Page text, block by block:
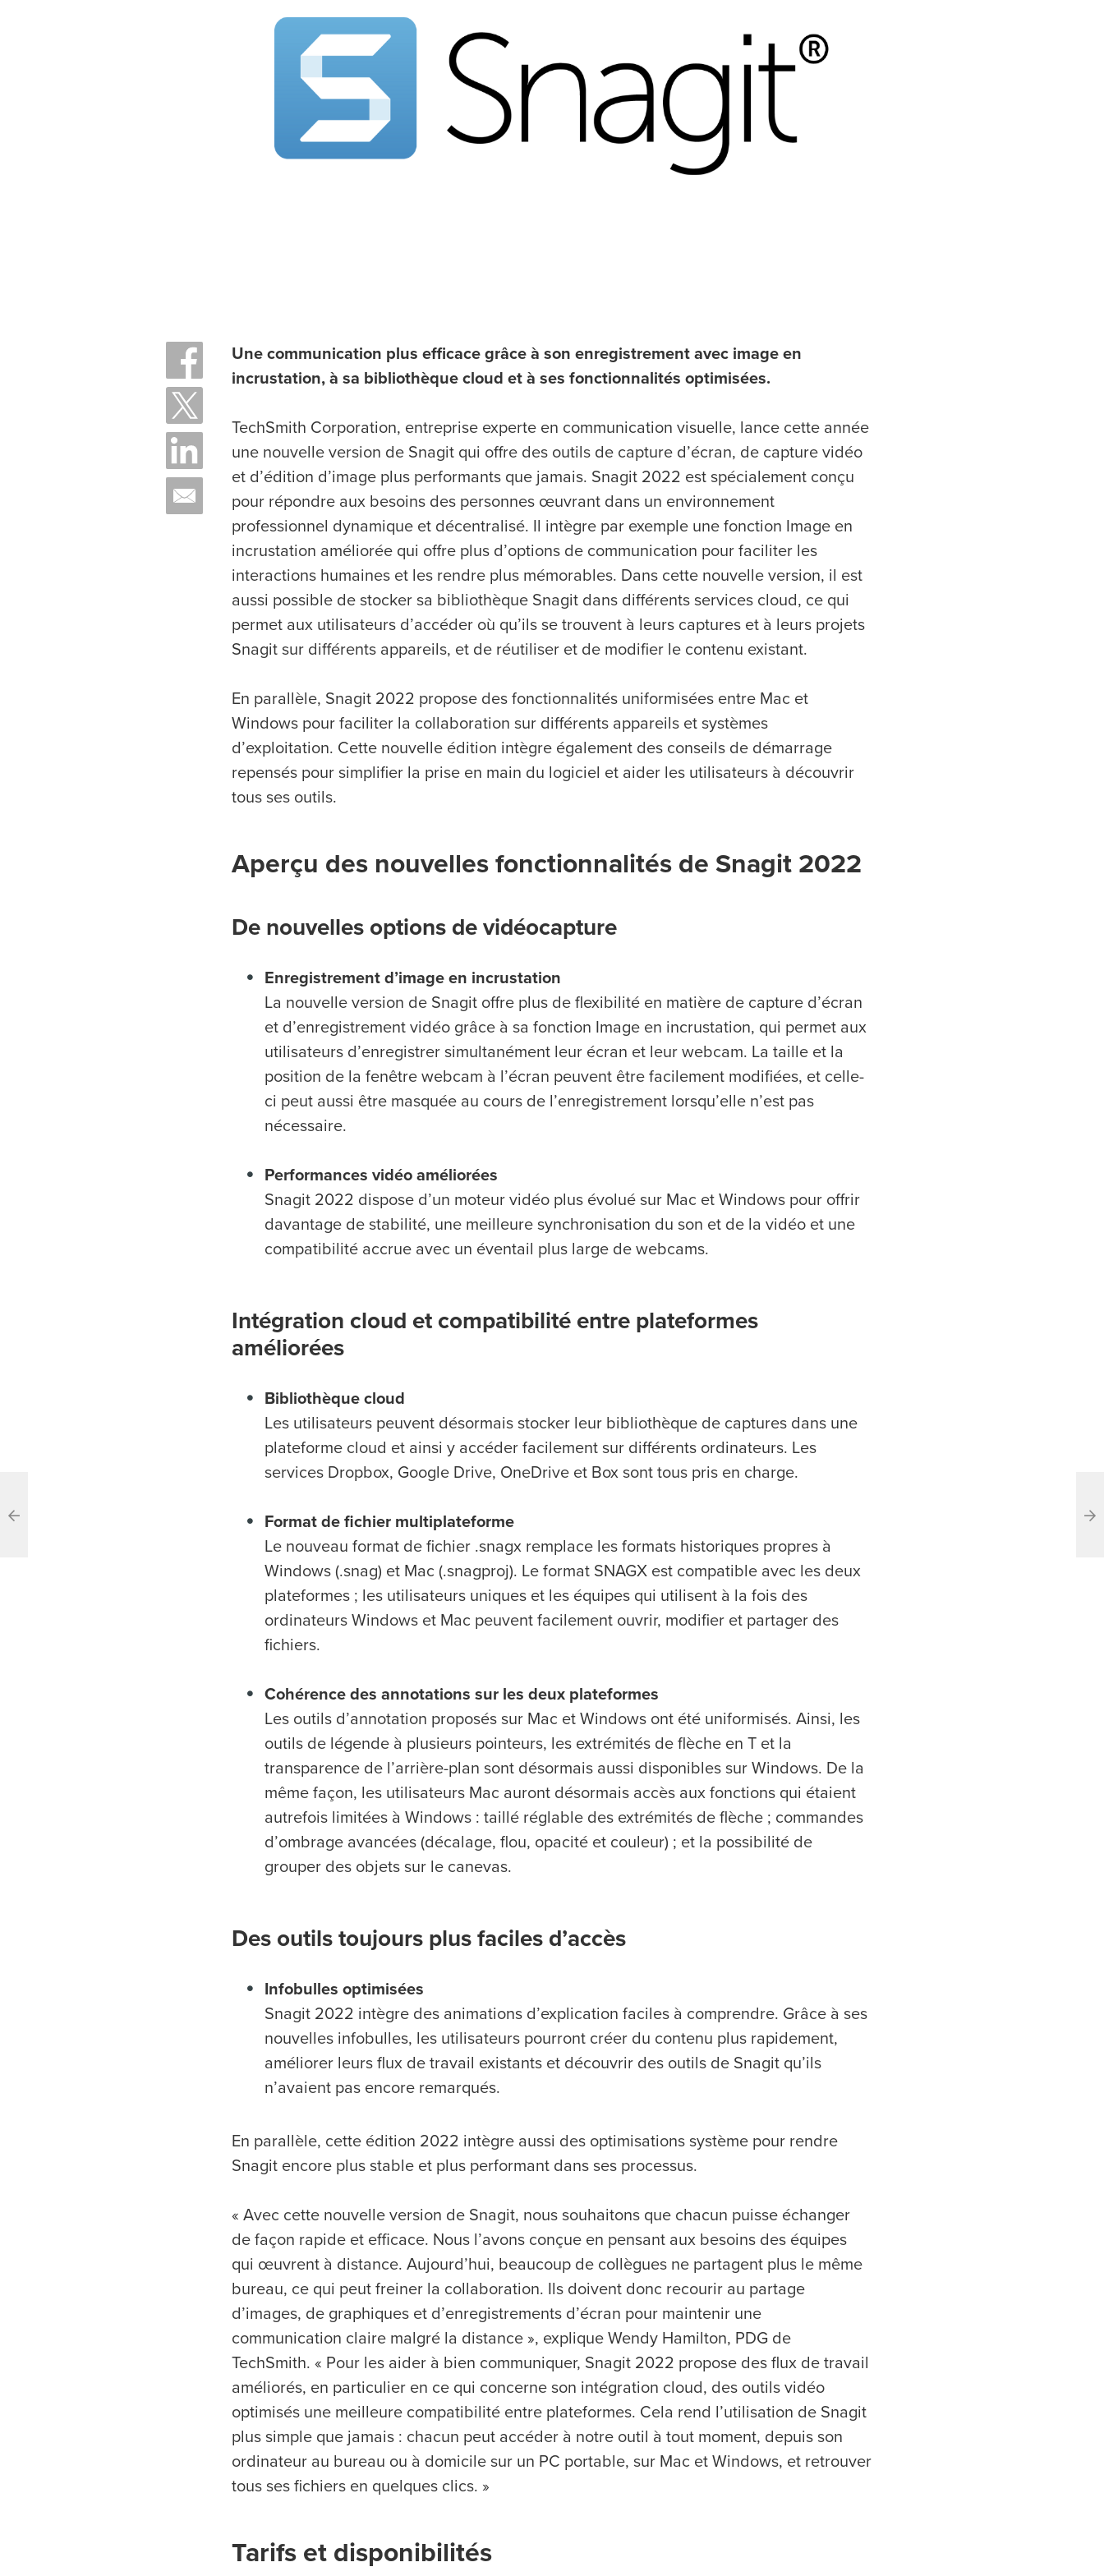
Une communication plus efficace grâce à son enregistrement avec image en
incrustation, à sa bibliothèque cloud et à ses fonctionnalités optimisées.
TechSmith Corporation, entreprise experte en communication visuelle, lance cette année
une nouvelle version de Snagit qui offre des outils de capture d’écran, de capture vidéo
et d’édition d’image plus performants que jamais. Snagit 2022 est spécialement conçu
pour répondre aux besoins des personnes œuvrant dans un environnement
professionnel dynamique et décentralisé. Il intègre par exemple une fonction Image en
incrustation améliorée qui offre plus d’options de communication pour faciliter les
interactions humaines et les rendre plus mémorables. Dans cette nouvelle version, il est
aussi possible de stocker sa bibliothèque Snagit dans différents services cloud, ce qui
permet aux utilisateurs d’accéder où qu’ils se trouvent à leurs captures et à leurs projets
Snagit sur différents appareils, et de réutiliser et de modifier le contenu existant.
En parallèle, Snagit 2022 propose des fonctionnalités uniformisées entre Mac et
Windows pour faciliter la collaboration sur différents appareils et systèmes
d’exploitation. Cette nouvelle édition intègre également des conseils de démarrage
repensés pour simplifier la prise en main du logiciel et aider les utilisateurs à découvrir
tous ses outils.
Aperçu des nouvelles fonctionnalités de Snagit 2022
De nouvelles options de vidéocapture
Enregistrement d’image en incrustation
La nouvelle version de Snagit offre plus de flexibilité en matière de capture d’écran
et d’enregistrement vidéo grâce à sa fonction Image en incrustation, qui permet aux
utilisateurs d’enregistrer simultanément leur écran et leur webcam. La taille et la
position de la fenêtre webcam à l’écran peuvent être facilement modifiées, et celle-
ci peut aussi être masquée au cours de l’enregistrement lorsqu’elle n’est pas
nécessaire.
Performances vidéo améliorées
Snagit 2022 dispose d’un moteur vidéo plus évolué sur Mac et Windows pour offrir
davantage de stabilité, une meilleure synchronisation du son et de la vidéo et une
compatibilité accrue avec un éventail plus large de webcams.
Intégration cloud et compatibilité entre plateformes
améliorées
Bibliothèque cloud
Les utilisateurs peuvent désormais stocker leur bibliothèque de captures dans une
plateforme cloud et ainsi y accéder facilement sur différents ordinateurs. Les
services Dropbox, Google Drive, OneDrive et Box sont tous pris en charge.
Format de fichier multiplateforme
Le nouveau format de fichier .snagx remplace les formats historiques propres à
Windows (.snag) et Mac (.snagproj). Le format SNAGX est compatible avec les deux
plateformes ; les utilisateurs uniques et les équipes qui utilisent à la fois des
ordinateurs Windows et Mac peuvent facilement ouvrir, modifier et partager des
fichiers.
Cohérence des annotations sur les deux plateformes
Les outils d’annotation proposés sur Mac et Windows ont été uniformisés. Ainsi, les
outils de légende à plusieurs pointeurs, les extrémités de flèche en T et la
transparence de l’arrière-plan sont désormais aussi disponibles sur Windows. De la
même façon, les utilisateurs Mac auront désormais accès aux fonctions qui étaient
autrefois limitées à Windows : taillé réglable des extrémités de flèche ; commandes
d’ombrage avancées (décalage, flou, opacité et couleur) ; et la possibilité de
grouper des objets sur le canevas.
Des outils toujours plus faciles d’accès
Infobulles optimisées
Snagit 2022 intègre des animations d’explication faciles à comprendre. Grâce à ses
nouvelles infobulles, les utilisateurs pourront créer du contenu plus rapidement,
améliorer leurs flux de travail existants et découvrir des outils de Snagit qu’ils
n’avaient pas encore remarqués.
En parallèle, cette édition 2022 intègre aussi des optimisations système pour rendre
Snagit encore plus stable et plus performant dans ses processus.
« Avec cette nouvelle version de Snagit, nous souhaitons que chacun puisse échanger
de façon rapide et efficace. Nous l’avons conçue en pensant aux besoins des équipes
qui œuvrent à distance. Aujourd’hui, beaucoup de collègues ne partagent plus le même
bureau, ce qui peut freiner la collaboration. Ils doivent donc recourir au partage
d’images, de graphiques et d’enregistrements d’écran pour maintenir une
communication claire malgré la distance », explique Wendy Hamilton, PDG de
TechSmith. « Pour les aider à bien communiquer, Snagit 2022 propose des flux de travail
améliorés, en particulier en ce qui concerne son intégration cloud, des outils vidéo
optimisés une meilleure compatibilité entre plateformes. Cela rend l’utilisation de Snagit
plus simple que jamais : chacun peut accéder à notre outil à tout moment, depuis son
ordinateur au bureau ou à domicile sur un PC portable, sur Mac et Windows, et retrouver
tous ses fichiers en quelques clics. »
Tarifs et disponibilités